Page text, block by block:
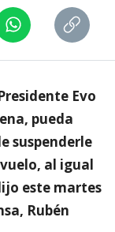
Evo
pueda
suspenderle
al igual
este martes
Rubén